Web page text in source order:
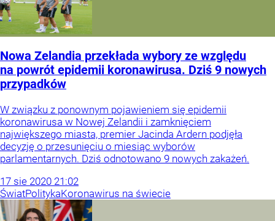
Nowa Zelandia przekłada wybory ze względu
na powrót epidemii koronawirusa. Dziś 9 nowych
przypadków
W związku z ponownym pojawieniem się epidemii
koronawirusa w Nowej Zelandii i zamknięciem
największego miasta, premier Jacinda Ardern podjęła
decyzję o przesunięciu o miesiąc wyborów
parlamentarnych. Dziś odnotowano 9 nowych zakażeń.
17 sie 2020 21:02
ŚwiatPolitykaKoronawirus na świecie